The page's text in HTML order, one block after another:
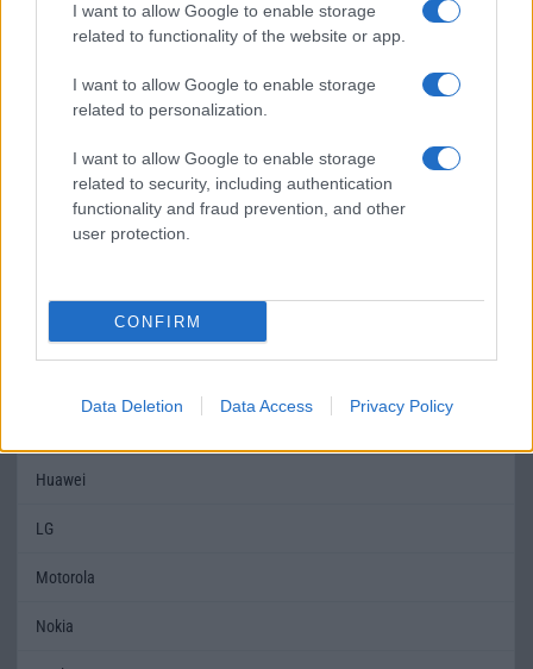
I want to allow Google to enable storage
related to functionality of the website or app.
I want to allow Google to enable storage
related to personalization.
I want to allow Google to enable storage
related to security, including authentication
functionality and fraud prevention, and other
user protection.
CONFIRM
Data Deletion Data Access Privacy Policy
Funkciók
Apple Pay (Visa,
AMEX certified)
90Hz, 800 nits (csúcs)
Védelem IP68 Nincs
Limited Edition Nincs Nincs
MOBILTELEFON MÁRKÁK
Huawei
LG
Motorola
Nokia